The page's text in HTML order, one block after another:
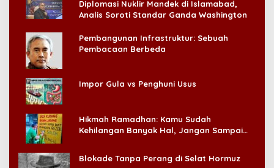
Diplomasi Nuklir Mandek di Islamabad,
Analis Soroti Standar Ganda Washington
Pembangunan Infrastruktur: Sebuah
Pembacaan Berbeda
Impor Gula vs Penghuni Usus
Hikmah Ramadhan: Kamu Sudah
Kehilangan Banyak Hal, Jangan Sampai
Blokade Tanpa Perang di Selat Hormuz